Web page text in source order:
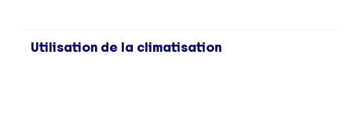
Utilisation de la climatisation